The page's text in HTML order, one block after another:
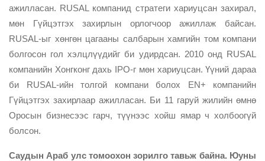
ажилласан. RUSAL компанид стратеги хариуцсан захирал,
мөн Гүйцэтгэх захирлын орлогчоор ажиллаж байсан.
RUSAL-ыг хөнгөн цагааны салбарын хамгийн том компани
болгосон гол хэлцлүүдийг би удирдсан. 2010 онд RUSAL
компанийн Хонгконг дахь IPO-г мөн хариуцсан. Үүний дараа
би RUSAL-ийн толгой компани болох EN+ компанийн
Гүйцэтгэх захирлаар ажилласан. Би 11 гаруй жилийн өмнө
Оросын бизнесээс гарч, түүнээс хойш ямар ч холбоогүй
болсон.
Саудын Араб улс томоохон зорилго тавьж байна. Юуны